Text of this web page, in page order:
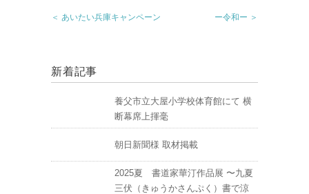
＜ あいたい兵庫キャンペーン ー令和ー ＞
新着記事
養父市立大屋小学校体育館にて 横
断幕席上揮毫
朝日新聞様 取材掲載
2025夏 書道家華汀作品展 〜九夏
三伏（きゅうかさんぷく）書で涼